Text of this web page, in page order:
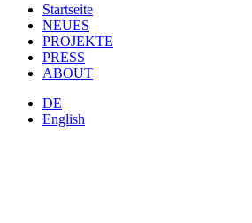
Startseite
NEUES
PROJEKTE
PRESS
ABOUT
DE
English